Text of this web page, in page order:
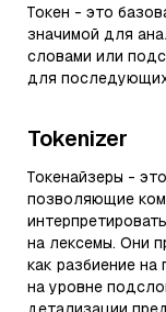
Токен - это
значимой для
словами или
для
Tokenizer
Токенайзеры -
позволяющие
на лексемы. Они
как разбиение
на уровне